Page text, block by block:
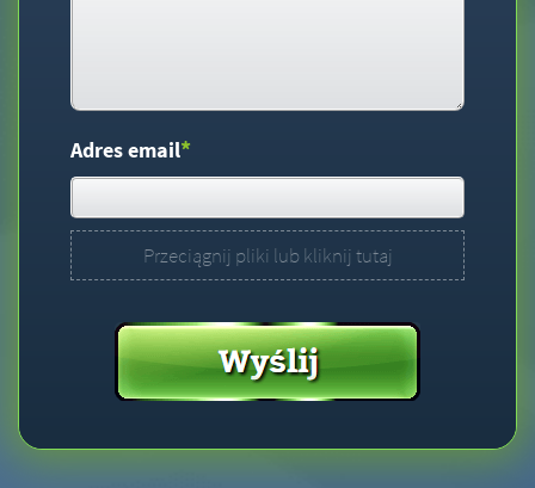
Adres email*
Przeciągnij pliki lub kliknij tutaj